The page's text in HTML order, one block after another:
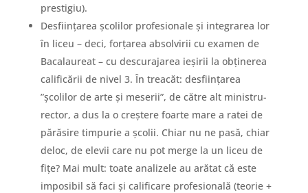
prestigiu).
Desființarea școlilor profesionale și integrarea lor
în liceu – deci, forțarea absolvirii cu examen de
Bacalaureat – cu descurajarea ieșirii la obținerea
calificării de nivel 3. În treacăt: desființarea
”școlilor de arte și meserii”, de către alt ministru-
rector, a dus la o creștere foarte mare a ratei de
părăsire timpurie a școlii. Chiar nu ne pasă, chiar
deloc, de elevii care nu pot merge la un liceu de
fițe? Mai mult: toate analizele au arătat că este
imposibil să faci și calificare profesională (teorie +